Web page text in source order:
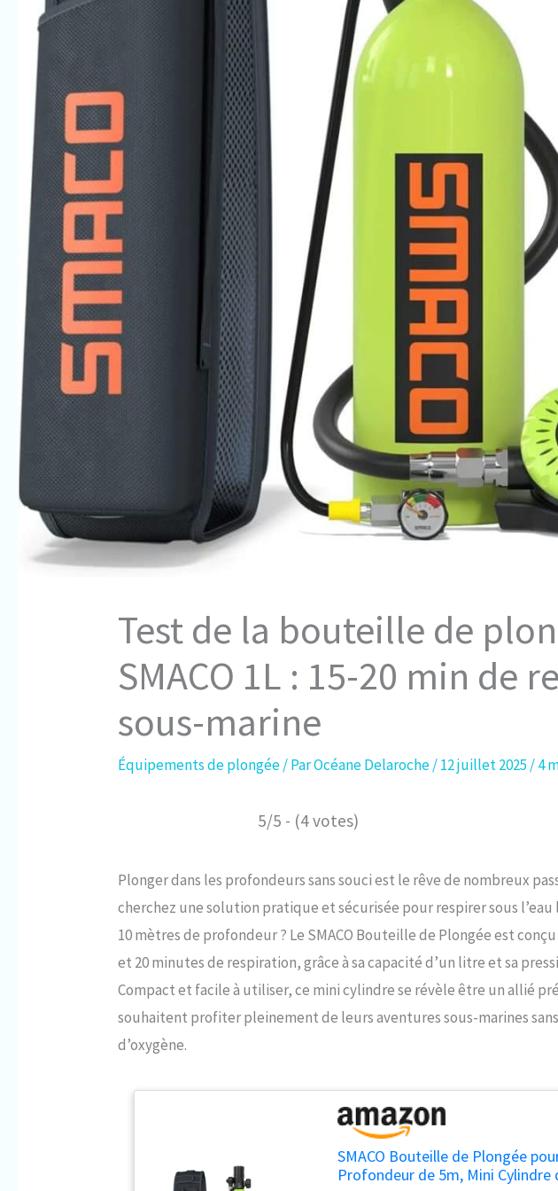
Test de la bouteille de
SMACO 1L : 15-20 min de
sous-marine
Équipements de plongée/ ParOcéane Delaroche/12 juillet 2025 /4
5/5 - (4 votes)
Plonger dans les profondeurs sans souci est le rêve de nombreux
cherchez une solution pratique et sécurisée pour respirer sous l’eau
10 mètres de profondeur ? Le SMACO Bouteille de Plongée est
et 20 minutes de respiration, grâce à sa capacité d’un litre et sa
Compact et facile à utiliser, ce mini cylindre se révèle être un allié
souhaitent profiter pleinement de leurs aventures sous-marines
d’oxygène.
SMACO Bouteille de Plongée
Profondeur de 5m, Mini Cylindre